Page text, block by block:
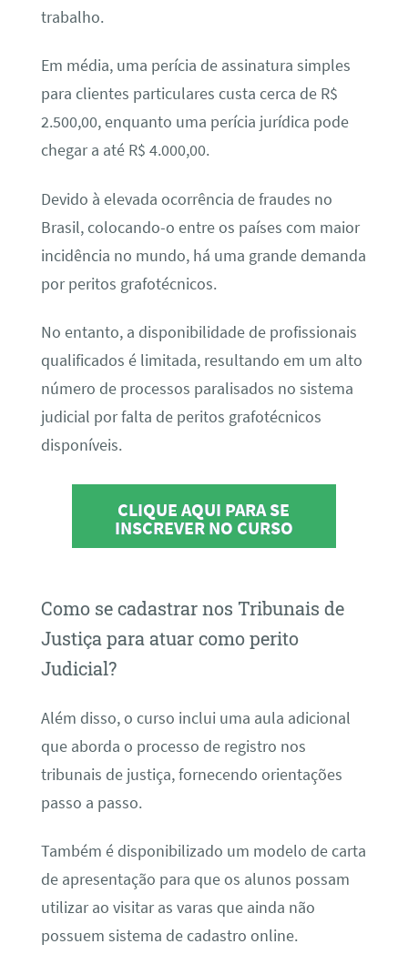
trabalho.
Em média, uma perícia de assinatura simples
para clientes particulares custa cerca de R$
2.500,00, enquanto uma perícia jurídica pode
chegar a até R$ 4.000,00.
Devido à elevada ocorrência de fraudes no
Brasil, colocando-o entre os países com maior
incidência no mundo, há uma grande demanda
por peritos grafotécnicos.
No entanto, a disponibilidade de profissionais
qualificados é limitada, resultando em um alto
número de processos paralisados no sistema
judicial por falta de peritos grafotécnicos
disponíveis.
CLIQUE AQUI PARA SE
INSCREVER NO CURSO
Como se cadastrar nos Tribunais de
Justiça para atuar como perito
Judicial?
Além disso, o curso inclui uma aula adicional
que aborda o processo de registro nos
tribunais de justiça, fornecendo orientações
passo a passo.
Também é disponibilizado um modelo de carta
de apresentação para que os alunos possam
utilizar ao visitar as varas que ainda não
possuem sistema de cadastro online.